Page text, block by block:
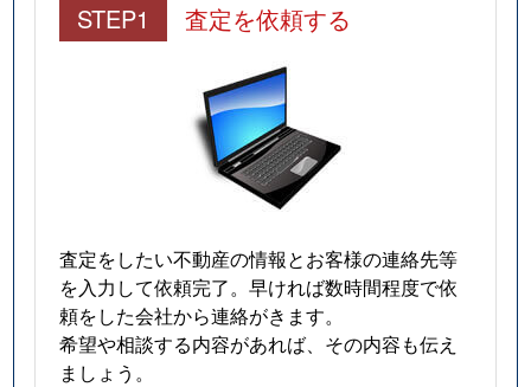
STEP1 査定を依頼する
査定をしたい不動産の情報とお客様の連絡先等
を入力して依頼完了。早ければ数時間程度で依
頼をした会社から連絡がきます。
希望や相談する内容があれば、その内容も伝え
ましょう。